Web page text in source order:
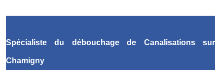
Spécialiste du débouchage de Canalisationssur
Chamigny